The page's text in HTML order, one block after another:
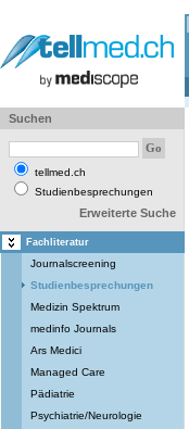
Suchen
tellmed.ch
Studienbesprechungen
Erweiterte Suche
Fachliteratur
Journalscreening
Studienbesprechungen
Medizin Spektrum
medinfo Journals
Ars Medici
Managed Care
Pädiatrie
Psychiatrie/Neurologie